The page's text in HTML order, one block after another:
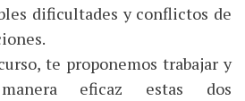
dificultades y conflictos de
te proponemos trabajar y
eficaz estas dos